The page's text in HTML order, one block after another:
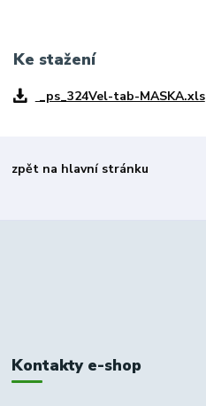
Ke stažení
_ps_324Vel-tab-MASKA.xls
zpět na hlavní stránku
Kontakty e-shop